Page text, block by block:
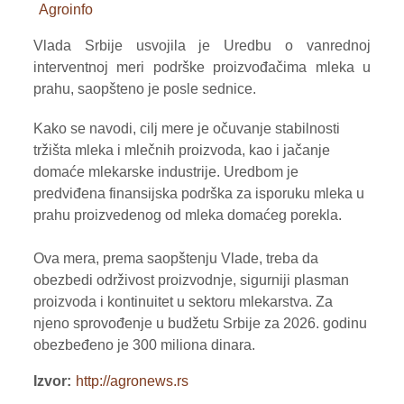
ŽITARICE
ŽIVA STOKA
BILTENI
REPORTERI
Agroinfo
Vlada Srbije usvojila je Uredbu o vanrednoj
interventnoj meri podrške proizvođačima mleka u
prahu, saopšteno je posle sednice.
Kako se navodi, cilj mere je očuvanje stabilnosti
tržišta mleka i mlečnih proizvoda, kao i jačanje
domaće mlekarske industrije. Uredbom je
predviđena finansijska podrška za isporuku mleka u
prahu proizvedenog od mleka domaćeg porekla.
Ova mera, prema saopštenju Vlade, treba da
obezbedi održivost proizvodnje, sigurniji plasman
proizvoda i kontinuitet u sektoru mlekarstva. Za
njeno sprovođenje u budžetu Srbije za 2026. godinu
obezbeđeno je 300 miliona dinara.
Izvor http://agronews.rs